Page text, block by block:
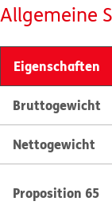
Allgemeine
Eigenschaften
Bruttogewicht
Nettogewicht
Proposition 65